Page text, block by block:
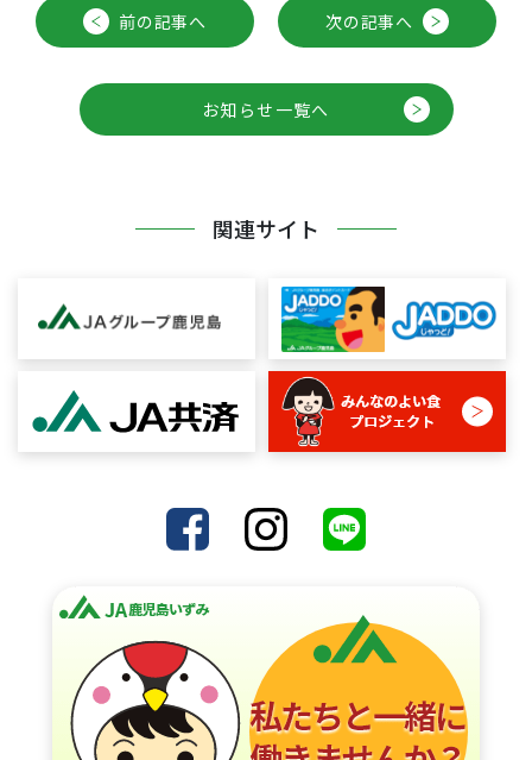
前の記事へ 次の記事へ
お知らせ一覧へ
関連サイト